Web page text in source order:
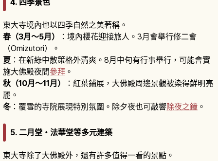
4. 四季景色
東大寺境內也以四季自然之美著稱。
春（3月〜5月）
：境內櫻花迎接旅人。3月會舉行修二會
（Omizutori）。
夏 ：在新綠中散策格外清爽。8月中旬有行事舉行，可能會實
施大佛殿夜間參拜 。
秋（10月〜11月）
：紅葉鋪展，大佛殿周邊景觀被染得鮮明亮
麗。
冬 ：覆雪的寺院展現特別氛圍。除夕夜也可敲響除夜之鐘 。
5. 二月堂・法華堂等多元建築
東大寺除了大佛殿外，還有許多值得一看的景點。